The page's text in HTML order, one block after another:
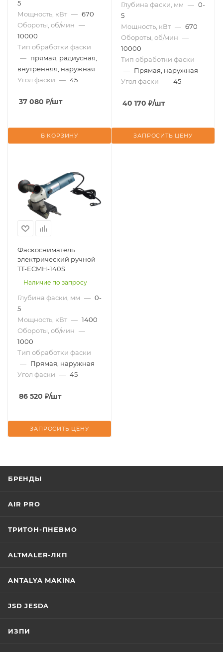
5
Мощность, кВт — 670
Обороты, об/мин —
10000
Тип обработки фаски
— прямая, радиусная,
внутренняя, наружная
Угол фаски — 45
37 080 ₽/шт
В КОРЗИНУ
Глубина фаски, мм — 0-
5
Мощность, кВт — 670
Обороты, об/мин —
10000
Тип обработки фаски
— Прямая, наружная
Угол фаски — 45
40 170 ₽/шт
ЗАПРОСИТЬ ЦЕНУ
Фаскосниматель
электрический ручной
TT-ECMH-140S
Наличие по запросу
Глубина фаски, мм — 0-
5
Мощность, кВт — 1400
Обороты, об/мин —
1000
Тип обработки фаски
— Прямая, наружная
Угол фаски — 45
86 520 ₽/шт
ЗАПРОСИТЬ ЦЕНУ
БРЕНДЫ
AIR PRO
ТРИТОН-ПНЕВМО
ALTMALER-ЛКП
ANTALYA MAKINA
JSD JESDA
ИЗПИ